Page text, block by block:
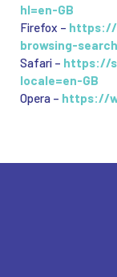
hl=en-GB
Firefox – https://
browsing-
Safari – https://
locale=en-GB
Opera – https://